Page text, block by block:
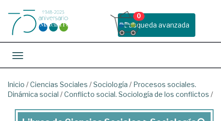
Busqueda avanzada
0
Toggle navigation
Inicio /Ciencias Sociales /Sociología / Procesos sociales.
Dinámica social /Conflicto social. Sociología de los conflictos /